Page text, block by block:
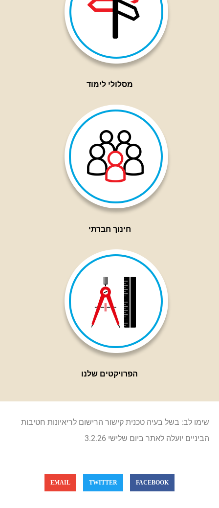
מסלולי לימוד
חינוך חברתי
הפרויקטים שלנו
שימו לב: בשל בעיה טכנית קישור הרישום לריאיונות חטיבות
הביניים יועלה לאתר ביום שלישי 3.2.26
FACEBOOK
TWITTER
EMAIL